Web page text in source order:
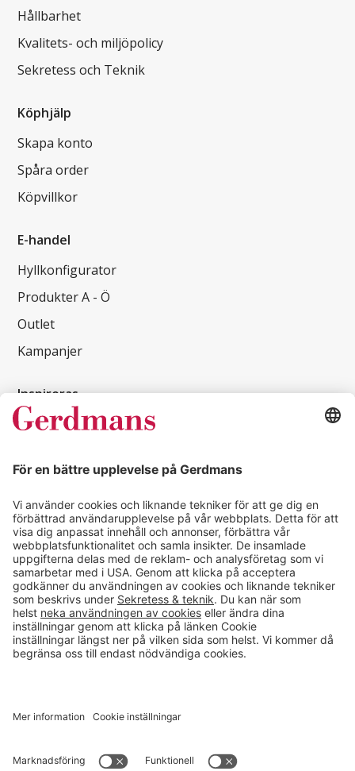
Hållbarhet
Kvalitets- och miljöpolicy
Sekretess och Teknik
Köphjälp
Skapa konto
Spåra order
Köpvillkor
E-handel
Hyllkonfigurator
Produkter A - Ö
Outlet
Kampanjer
Inspireras
Kundcase
Läsvärt
Kontakt
info@gerdmans.se
0433-740 80
Kundservice öppettider
Vardagar 07.30-17.00
© 2026 Gerdmans Inredningar AB Alla priser är exklusive moms.
Cookie inställningar